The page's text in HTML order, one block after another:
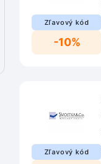
Zľavový kód
-10%
Zľavový kód